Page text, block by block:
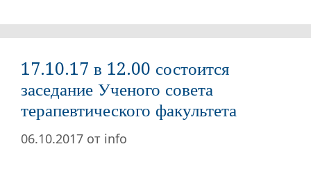
17.10.17 в 12.00 состоится
заседание Ученого совета
терапевтического факультета
06.10.2017 от info